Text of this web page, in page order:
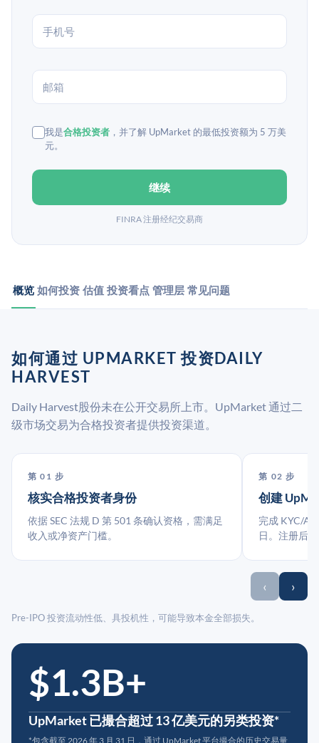
我是合格投资者 ，并了解 UpMarket 的最低投资额为 5 万美
元。
继续
FINRA 注册经纪交易商
概览 如何投资 估值 投资看点 管理层 常见问题
如何通过 UPMARKET 投资DAILY
HARVEST
Daily Harvest股份未在公开交易所上市。UpMarket 通过二
级市场交易为合格投资者提供投资渠道。
第 01 步
核实合格投资者身份
依据 SEC 法规 D 第 501 条确认资格，需满足
收入或净资产门槛。
第 02 步
创建
完成 KYC/
日。注册后
‹ ›
Pre-IPO 投资流动性低、具投机性，可能导致本金全部损失。
$1.3B+
UpMarket 已撮合超过 13 亿美元的另类投资*
*包含截至 2026 年 3 月 31 日，通过 UpMarket 平台撮合的历史交易量